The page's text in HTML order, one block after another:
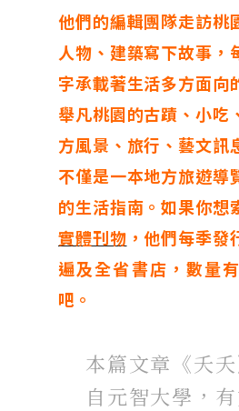
他們的編輯團隊走訪桃
人物、建築寫下故事，
字承載著生活多方面向
舉凡桃園的古蹟、小吃
方風景、旅行、藝文訊
不僅是一本地方旅遊導
的生活指南。如果你想
實體刊物 ，他們每季
遍及全省書店，數量
吧。
本篇文章《夭
自元智大學，